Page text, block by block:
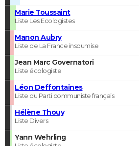
Marie Toussaint
Liste Les Ecologistes
Manon Aubry
Liste de La France insoumise
Jean Marc Governatori
Liste écologiste
Léon Deffontaines
Liste du Parti communiste français
Hélène Thouy
Liste Divers
Yann Wehrling